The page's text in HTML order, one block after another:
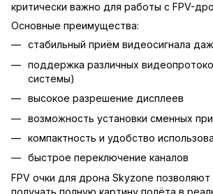
критически важно для работы с FPV-
Основные преимущества:
стабильный приём видеосигнала
поддержка различных
системы)
высокое разрешение дисплеев
возможность установки сменных
компактность и удобство
быстрое переключение каналов
FPV очки для дрона Skyzone
получать полную картину полёта в